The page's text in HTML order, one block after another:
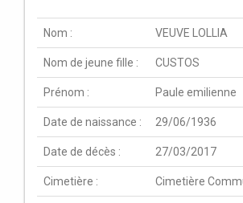
Nom : VEUVE LOLLIA
Nom de jeune fille : CUSTOS
Prénom : Paule emilienne
Date de naissance : 29/06/1936
Date de décès : 27/03/2017
Cimetière : Cimetière